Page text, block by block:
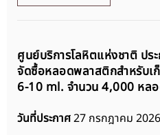
ศูนย์บริการโลหิตแห่งชาติ ปร
จัดซื้อหลอดพลาสติกสำหรับเ
6-10 ml. จำนวน 4,000 หลอ
วันที่ประกาศ27 กรกฎาคม 2026